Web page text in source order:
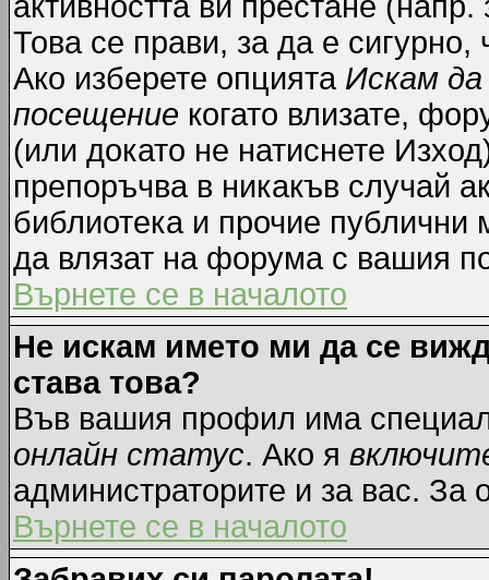
Това се прави, за да е
Ако изберете опцията Искам
посещение когато влизате,
(или докато не натиснете
препоръчва в никакъв случай
библиотека и прочие публични
да влязат на форума с вашия
Върнете се в началото
Не искам името ми да се
става това?
Във вашия профил има
онлайн статус. Ако я
администраторите и за вас. За
Върнете се в началото